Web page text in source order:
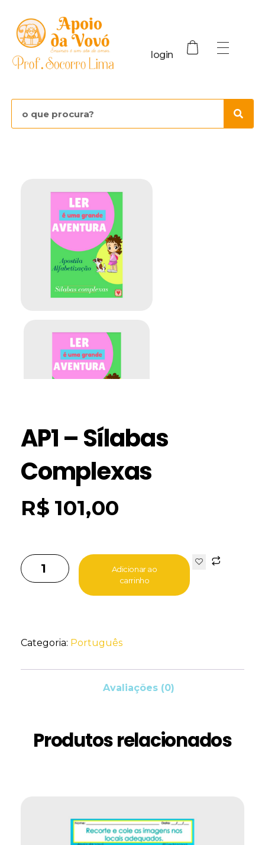
login
AP1 – Sílabas
Complexas
R$ 101,00
Adicionar ao
carrinho
Categoria: Português
Avaliações (0)
Produtos relacionados